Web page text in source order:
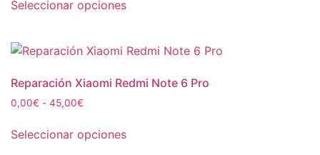
Seleccionar opciones
Reparación Xiaomi Redmi Note 6 Pro
0,00€ - 45,00€
Seleccionar opciones